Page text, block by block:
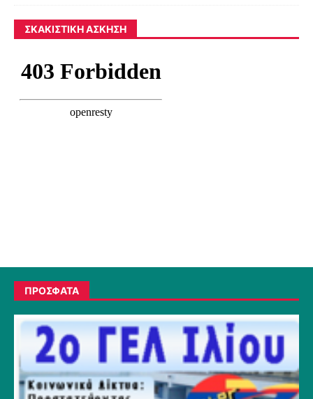
ΣΚΑΚΙΣΤΙΚΉ ΆΣΚΗΣΗ
ΠΡΟΣΦΑΤΑ